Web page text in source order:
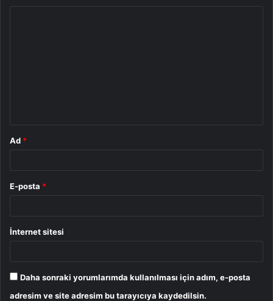
Ad *
E-posta *
İnternet sitesi
Daha sonraki yorumlarımda kullanılması için adım, e-posta
adresim ve site adresim bu tarayıcıya kaydedilsin.